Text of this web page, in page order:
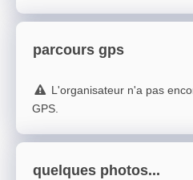
parcours gps
L'organisateur n'a pas
GPS.
quelques photos...